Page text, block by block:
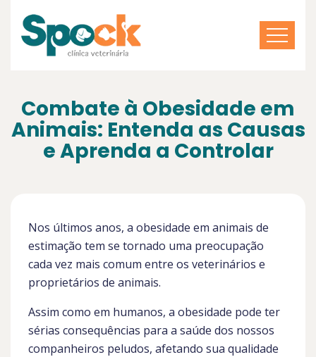
Combate à Obesidade em
Animais: Entenda as Causas
e Aprenda a Controlar
Nos últimos anos, a obesidade em animais de
estimação tem se tornado uma preocupação
cada vez mais comum entre os veterinários e
proprietários de animais.
Assim como em humanos, a obesidade pode ter
sérias consequências para a saúde dos nossos
companheiros peludos, afetando sua qualidade